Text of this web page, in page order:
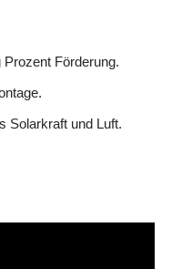
Förderung.
Solarkraft und Luft.